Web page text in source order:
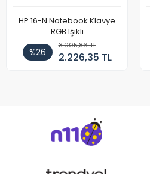
HP 16-N Notebook Klavye
RGB Işıklı
%26
3.005,86 TL
2.226,35 TL